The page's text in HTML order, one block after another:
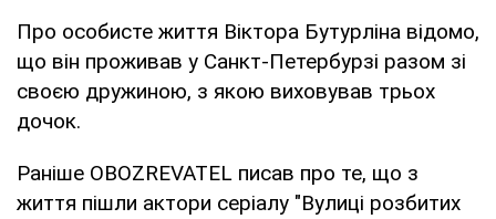
Про особисте життя Віктора Бутурліна відомо,
що він проживав у Санкт-Петербурзі разом зі
своєю дружиною, з якою виховував трьох
дочок.
Раніше OBOZREVATEL писав про те, що з
життя пішли актори серіалу "Вулиці розбитих